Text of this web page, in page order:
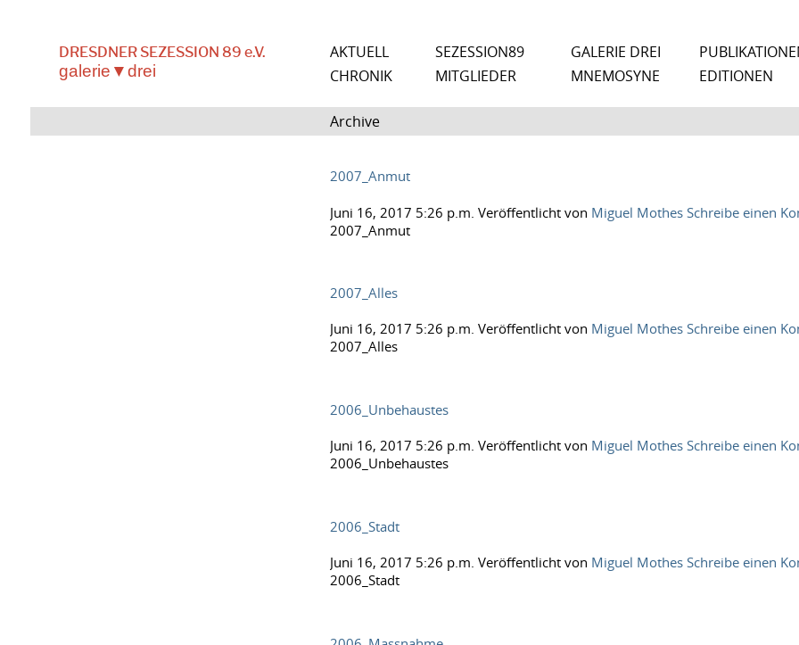
DRESDNER SEZESSION 89 e.V.
galerie▼drei
AKTUELL SEZESSION89 GALERIE DREI
CHRONIK
MITGLIEDER MNEMOSYNE EDITIONEN
Archive
2007_Anmut
Juni 16, 2017 5:26 p.m. Veröffentlicht von Miguel Mothes Schreibe einen
2007_Anmut
2007_Alles
Juni 16, 2017 5:26 p.m. Veröffentlicht von Miguel Mothes Schreibe einen
2007_Alles
2006_Unbehaustes
Juni 16, 2017 5:26 p.m. Veröffentlicht von Miguel Mothes Schreibe einen
2006_Unbehaustes
2006_Stadt
Juni 16, 2017 5:26 p.m. Veröffentlicht von Miguel Mothes Schreibe einen
2006_Stadt